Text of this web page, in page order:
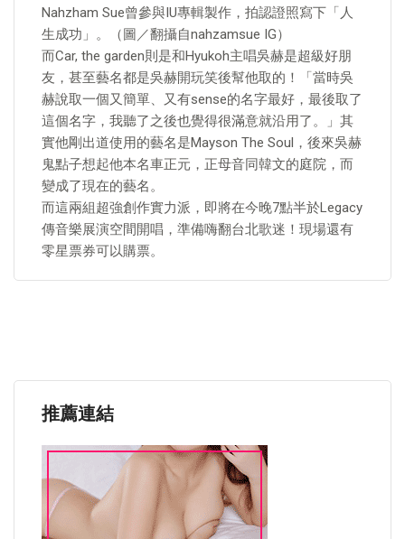
Nahzham Sue曾參與IU專輯製作，拍認證照寫下「人
生成功」。（圖／翻攝自nahzamsue IG）
而Car, the garden則是和Hyukoh主唱吳赫是超級好朋
友，甚至藝名都是吳赫開玩笑後幫他取的！「當時吳
赫說取一個又簡單、又有sense的名字最好，最後取了
這個名字，我聽了之後也覺得很滿意就沿用了。」其
實他剛出道使用的藝名是Mayson The Soul，後來吳赫
鬼點子想起他本名車正元，正母音同韓文的庭院，而
變成了現在的藝名。
而這兩組超強創作實力派，即將在今晚7點半於Legacy
傳音樂展演空間開唱，準備嗨翻台北歌迷！現場還有
零星票券可以購票。
推薦連結